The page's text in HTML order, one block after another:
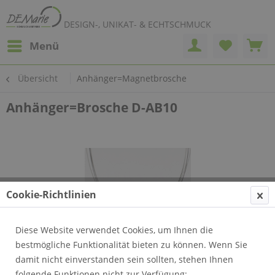
DESIGN-, UNIKAT- & ECHTSCHMUCK
Menü
Übersicht Anhänger=Magnetbrosche
Anhänger=Brosche D-AB10
Cookie-Richtlinien
Diese Website verwendet Cookies, um Ihnen die
bestmögliche Funktionalität bieten zu können. Wenn Sie
damit nicht einverstanden sein sollten, stehen Ihnen